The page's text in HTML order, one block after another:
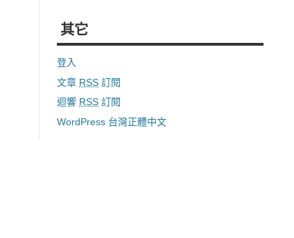
其它
登入
文章 RSS 訂閱
迴響 RSS 訂閱
WordPress 台灣正體中文